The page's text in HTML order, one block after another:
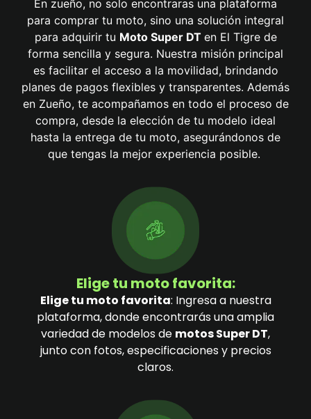
En zueño, no solo encontraras una plataforma
para comprar tu moto, sino una solución integral
para adquirir tu Moto Super DT en El Tigre de
forma sencilla y segura. Nuestra misión principal
es facilitar el acceso a la movilidad, brindando
planes de pagos flexibles y transparentes. Además
en Zueño, te acompañamos en todo el proceso de
compra, desde la elección de tu modelo ideal
hasta la entrega de tu moto, asegurándonos de
que tengas la mejor experiencia posible.
Elige tu moto favorita:
Elige tu moto favorita: Ingresa a nuestra
plataforma, donde encontrarás una amplia
variedad de modelos de motos Super DT,
junto con fotos, especificaciones y precios
claros.